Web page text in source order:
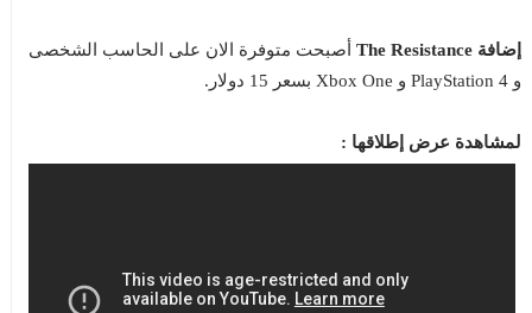
إضافة The Resistance
أصبحت متوفرة الان على الحاسب الشخصى
و PlayStation 4 و Xbox One بسعر 15 دولار.
لمشاهدة عرض إطلاقها :